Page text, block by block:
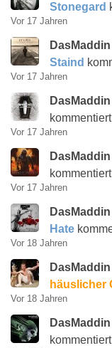
Stonegard
Vor 17 Jahren
DasMaddin
Staind
Vor 17 Jahren
DasMaddin
Vor 17 Jahren
DasMaddin
Vor 17 Jahren
DasMaddin
Hate
Vor 18 Jahren
DasMaddin
häuslicher
Vor 18 Jahren
DasMaddin